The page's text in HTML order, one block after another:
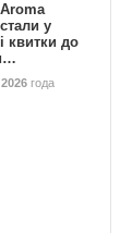
у
квитки до
года